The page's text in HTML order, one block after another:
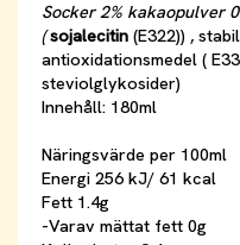
Socker 2% kakaopulver
( sojalecitin (E322)) ,
antioxidationsmedel (
steviolglykosider)
Innehåll: 180ml
Näringsvärde per 100ml
Energi 256 kJ/ 61 kcal
Fett 1.4g
-Varav mättat fett 0g